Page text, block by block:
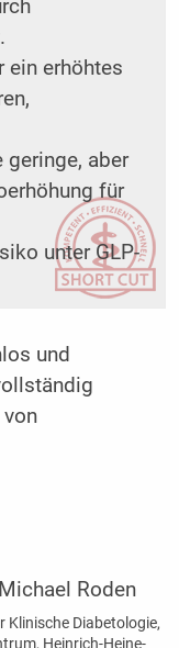
ein erhöhtes
geringe, aber
für
unter GLP-
und
Roden
Diabetologie,
Heinrich-Heine-